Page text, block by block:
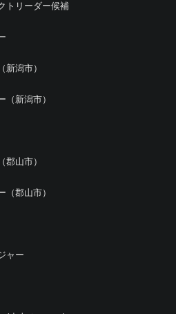
トリーダー候補
新潟市）
（新潟市）
郡山市）
（郡山市）
ャー